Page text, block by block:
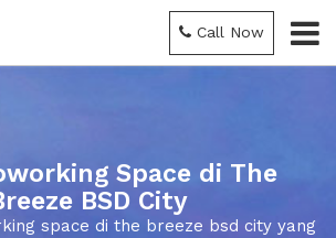
Call Now
Space di The
BSD City
space di the breeze bsd city yang